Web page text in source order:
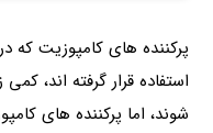
استفاده قرار گرفته اند،